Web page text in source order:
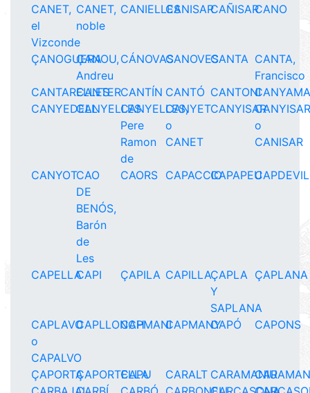
CANET,
el
Vizconde
CANET,
noble
CANIELLESCANISARCAÑISARCANO
ÇANOGUERA
ÇANOU,
Andreu
CÁNOVASCANOVESCANTA CANTA,
Francisco
CANTARELLES
CANTERCANTÍN CANTÓ CANTONI
CANYEDELLCANYELLESCANYELLES,
Pere
Ramon
de
CANYET
o
CANET
CANYISAR
o
CANISAR
CANYOTCAO
DE
BENÓS,
Barón
de
Les
CAORS CAPACCIOCAPAPEU
CAPELLACAPI ÇAPILA CAPILLAÇAPLA
Y
SAPLANA
ÇAPLANA
CAPLAVO
o
CAPALVO
CAPLLONCHCAPMANICAPMANYCAPÓ CAPONS
ÇAPORTAÇAPORTELLA
CAPU CARALT CARAMANIU